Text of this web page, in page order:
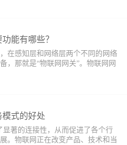
类可回收箱）+云服务平台+移动平
能有哪些？
在感知层和网络层两个不同的网络
，那就是“物联网网关”。物联网网
设备管理功能，运营商通过物联网
式的好处
显著的连接性，从而促进了各个行
。物联网正在改变产品、技术和当